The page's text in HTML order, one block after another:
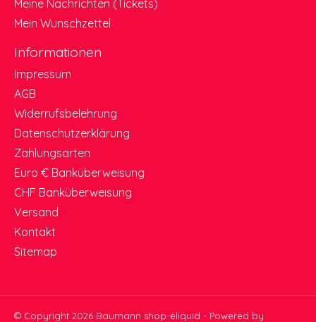
Meine Nachrichten (Tickets)
Mein Wunschzettel
Informationen
Impressum
AGB
Widerrufsbelehrung
Datenschutzerklärung
Zahlungsarten
Euro € Banküberweisung
CHF Banküberweisung
Versand
Kontakt
Sitemap
© Copyright 2026 Baumann shop-eliquid - Powered by